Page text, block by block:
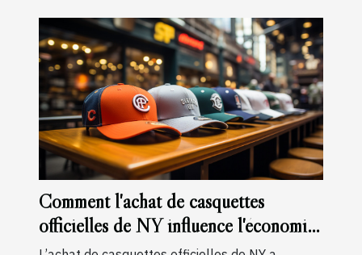
Comment l'achat de casquettes
officielles de NY influence l'économie
locale